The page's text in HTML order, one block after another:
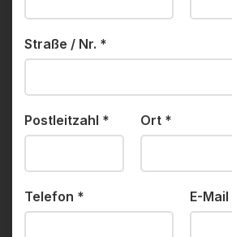
Straße / Nr. *
Postleitzahl * Ort *
Telefon * E-Mail